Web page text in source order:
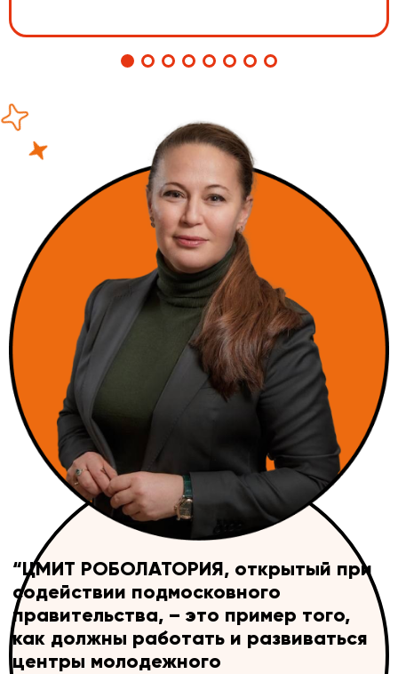
“ЦМИТ РОБОЛАТОРИЯ, открытый при
содействии подмосковного
правительства, – это пример того,
как должны работать и развиваться
центры молодежного